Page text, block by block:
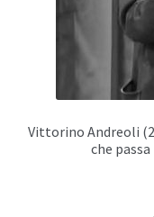
Vittorino Andreoli
che